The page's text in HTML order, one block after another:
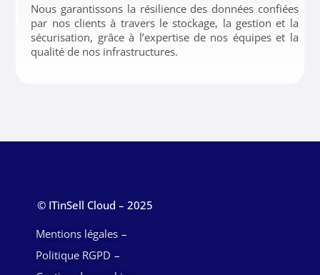
Nous garantissons la résilience des données confiées
par nos clients à travers le stockage, la gestion et la
sécurisation, grâce à l’expertise de nos équipes et la
qualité de nos infrastructures.
© ITinSell Cloud – 2025
Mentions légales
Politique RGPD